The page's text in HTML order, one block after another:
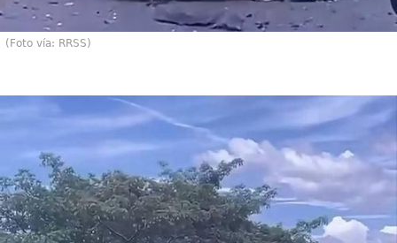
(Foto vía: RRSS)